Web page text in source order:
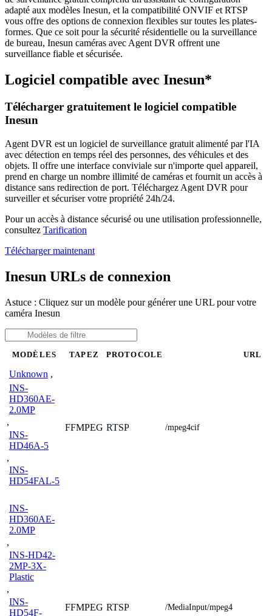
adapté aux modèles Inesun, et la compatibilité ONVIF et RTSP
vous offre des options de connexion flexibles sur toutes les plates-
formes. Que ce soit pour la sécurité résidentielle ou la surveillance
de bureau, Inesun caméras avec Agent DVR offrent une
surveillance fiable et sécurisée.
Logiciel compatible avec Inesun*
Télécharger gratuitement le logiciel compatible
Inesun
Agent DVR est un logiciel de surveillance gratuit alimenté par l'IA
avec détection en temps réel des personnes, des véhicules et des
objets. Il offre une interface conviviale sur n'importe quel appareil,
prend en charge un nombre illimité de caméras et fournit un accès à
distance sans redirection de port. Téléchargez Agent DVR pour
surveiller et sécuriser votre propriété 24h/24.
Pour un accès à distance sécurisé ou une utilisation professionnelle,
consultez Tarification
Télécharger maintenant
Inesun URLs de connexion
Astuce : Cliquez sur un modèle pour générer une URL pour votre
caméra Inesun
MODÈLES TAPEZ PROTOCOLE URL
Unknown ,
INS-
HD360AE-
2.0MP
,
INS-
HD46A-5
,
INS-
HD54FAL-5
FFMPEG RTSP /mpeg4cif
INS-
HD360AE-
2.0MP
,
INS-HD42-
2MP-3X-
Plastic
,
INS-
HD54F-
FFMPEG RTSP /MediaInput/mpeg4